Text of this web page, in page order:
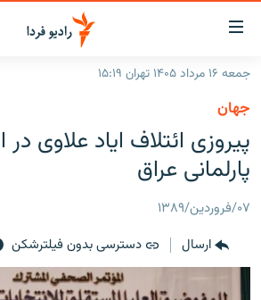
لینک‌های
قابلیت
دسترسی
بازگشت
منوی
اصلی
رفتن
صفحه
جستجو
جهان
رادیو
برنامه‌های رادیویی
فرکانس‌ها
پادکست
چندرسانه‌ای
گزارش‌های تصویری
زنان فردا
جمعه ۱۶ مرداد ۱۴۰۵ تهران ۱۵:۱۹
جهان
پيروزی ائتلاف اياد علاوی در
پارلمانی عراق
۰۷/فروردین/۱۳۸۹
ارسال
دسترسی بدون فیلترشکن